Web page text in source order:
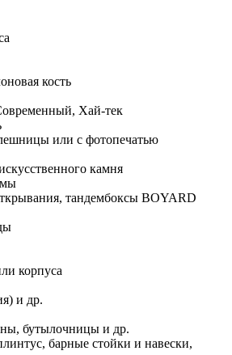
кость
Хай-тек
или с фотопечатью
камня
тандембоксы BOYARD
корпуса
и др.
бутылочницы и др.
барные стойки и навески,